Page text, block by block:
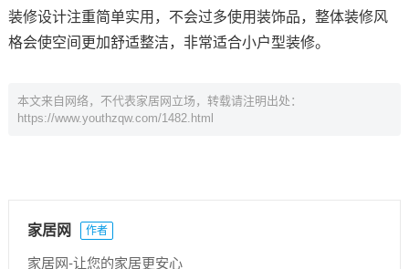
装修设计注重简单实用，不会过多使用装饰品，整体装修风
格会使空间更加舒适整洁，非常适合小户型装修。
本文来自网络，不代表家居网立场，转载请注明出处：
https://www.youthzqw.com/1482.html
家居网 作者
家居网-让您的家居更安心